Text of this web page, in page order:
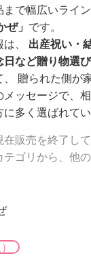
まで幅広いライ
ぜ」 です。
、 出産祝い・
日など贈り物選
贈られた側が
メッセージで、
多く選ばれてい
販売を終了し
テゴリから、他